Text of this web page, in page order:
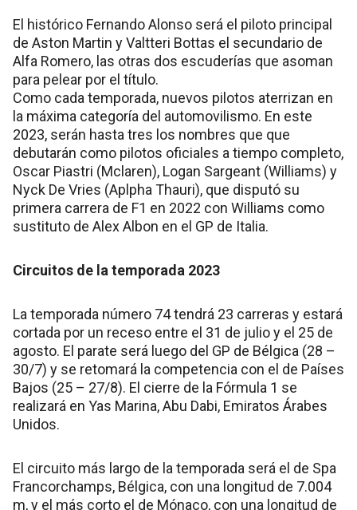
El histórico Fernando Alonso será el piloto principal
de Aston Martin y Valtteri Bottas el secundario de
Alfa Romero, las otras dos escuderías que asoman
para pelear por el título.
Como cada temporada, nuevos pilotos aterrizan en
la máxima categoría del automovilismo. En este
2023, serán hasta tres los nombres que que
debutarán como pilotos oficiales a tiempo completo,
Oscar Piastri (Mclaren), Logan Sargeant (Williams) y
Nyck De Vries (Aplpha Thauri), que disputó su
primera carrera de F1 en 2022 con Williams como
sustituto de Alex Albon en el GP de Italia.
Circuitos de la temporada 2023
La temporada número 74 tendrá 23 carreras y estará
cortada por un receso entre el 31 de julio y el 25 de
agosto. El parate será luego del GP de Bélgica (28 –
30/7) y se retomará la competencia con el de Países
Bajos (25 – 27/8). El cierre de la Fórmula 1 se
realizará en Yas Marina, Abu Dabi, Emiratos Árabes
Unidos.
El circuito más largo de la temporada será el de Spa
Francorchamps, Bélgica, con una longitud de 7.004
m, y el más corto el de Mónaco, con una longitud de